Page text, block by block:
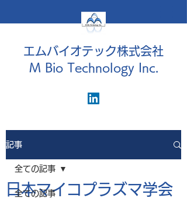
エムバイオテック株式会社
M Bio Technology Inc.
記事
全ての記事
全ての記事
日本マイコプラズマ学会